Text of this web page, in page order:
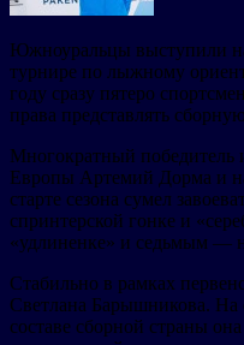
Южноуральцы выступили
турнире по лыжному
году сразу пятеро
права представлять
Многократный победитель
Европы Артемий Дорма и
старте сезона сумел
спринтерской гонке и
«удлиненке» и седьмым —
Стабильно в рамках
Светлана Барышникова. На
составе сборной страны